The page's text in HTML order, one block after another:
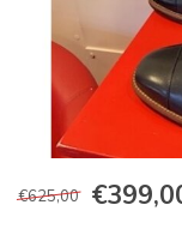
€625,00